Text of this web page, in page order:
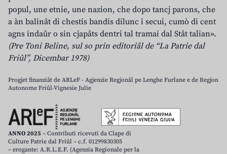
popul, une etnie, une nazion, che dopo tancj parons, che
a àn balinât di chestis bandis dilunc i secui, cumò di cent
agns indaûr o sin cjapâts dentri tal tramai dal Stât talian».
(Pre Toni Beline, sul so prin editoriâl de “La Patrie dal
Friûl”, Dicembar 1978)
Progjet finanziât de ARLeF - Agjenzie Regjonâl pe Lenghe Furlane e de Regjon
Autonome Friûl-Vignesie Julie
ANNO 2025 – Contributi ricevuti da Clape di
Culture Patrie dal Friûl – c.f. 01299830305
– erogante: A.R.L.E.F. (Agenzia Regionale per la